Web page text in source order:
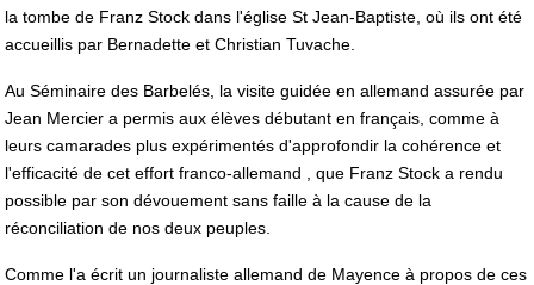
la tombe de Franz Stock dans l'église St Jean-Baptiste, où ils ont été
accueillis par Bernadette et Christian Tuvache.
Au Séminaire des Barbelés, la visite guidée en allemand assurée par
Jean Mercier a permis aux élèves débutant en français, comme à
leurs camarades plus expérimentés d'approfondir la cohérence et
l'efficacité de cet effort franco-allemand , que Franz Stock a rendu
possible par son dévouement sans faille à la cause de la
réconciliation de nos deux peuples.
Comme l'a écrit un journaliste allemand de Mayence à propos de ces